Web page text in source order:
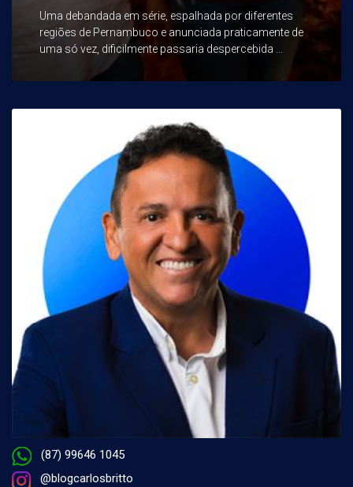
Uma debandada em série, espalhada por diferentes
regiões de Pernambuco e anunciada praticamente de
uma só vez, dificilmente passaria despercebida ...
(87) 99646 1045
@blogcarlosbritto